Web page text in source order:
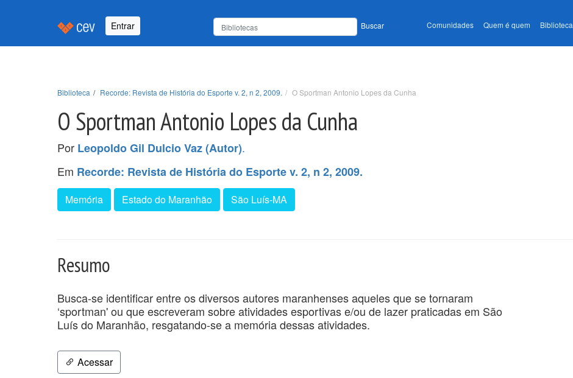
Entrar Buscar Comunidades Quem é quem Biblioteca
Biblioteca Recorde: Revista de História do Esporte v. 2, n 2, 2009. O Sportman Antonio Lopes da Cunha
O Sportman Antonio Lopes da Cunha
Por Leopoldo Gil Dulcio Vaz (Autor).
Em Recorde: Revista de História do Esporte v. 2, n 2, 2009.
Memória Estado do Maranhão São Luís-MA
Resumo
Busca-se identificar entre os diversos autores maranhenses aqueles que se tornaram
‘sportman' ou que escreveram sobre atividades esportivas e/ou de lazer praticadas em São
Luís do Maranhão, resgatando-se a memória dessas atividades.
Acessar